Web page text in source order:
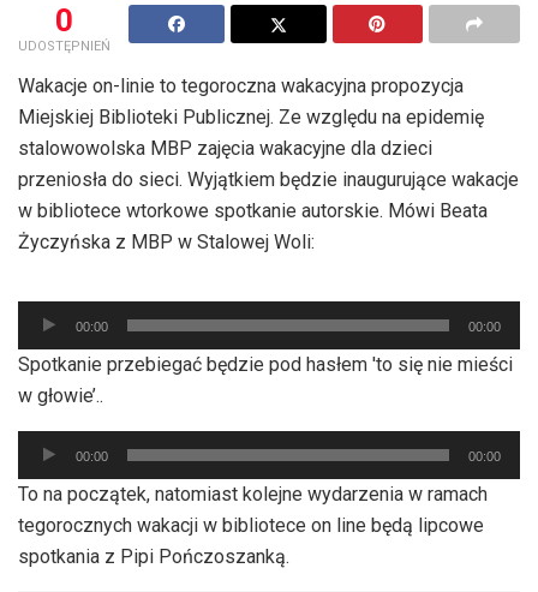
0
UDOSTĘPNIEŃ
Wakacje on-linie to tegoroczna wakacyjna propozycja
Miejskiej Biblioteki Publicznej. Ze względu na epidemię
stalowowolska MBP zajęcia wakacyjne dla dzieci
przeniosła do sieci. Wyjątkiem będzie inaugurujące wakacje
w bibliotece wtorkowe spotkanie autorskie. Mówi Beata
Życzyńska z MBP w Stalowej Woli:
Odtwarzacz
plików
dźwiękowych
00:00 00:00
Spotkanie przebiegać będzie pod hasłem 'to się nie mieści
w głowie’..
Odtwarzacz
plików
dźwiękowych
00:00 00:00
To na początek, natomiast kolejne wydarzenia w ramach
tegorocznych wakacji w bibliotece on line będą lipcowe
spotkania z Pipi Pończoszanką.